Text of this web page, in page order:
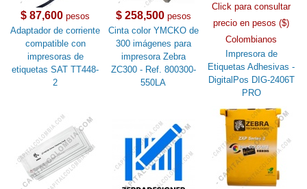
$ 87,600 pesos
Adaptador de corriente
compatible con
impresoras de
etiquetas SAT TT448-
2
$ 258,500pesos
Cinta color YMCKO de
300 imágenes para
impresora Zebra
ZC300 - Ref. 800300-
550LA
Click para consultar
precio en pesos ($)
Colombianos
Impresora de
Etiquetas Adhesivas -
DigitalPos DIG-2406T
PRO